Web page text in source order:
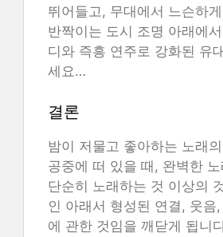
뛰어들고, 무대에서 느슨하
반짝이는 도시 조명 아래에
디와 즉흥 연주로 강화된 유
세요…
결론
밤이 저물고 좋아하는 노래
공중에 떠 있을 때, 완벽한
단순히 노래하는 것 이상의
인 아래서 형성된 연결, 웃음
에 관한 것임을 깨닫게 됩니